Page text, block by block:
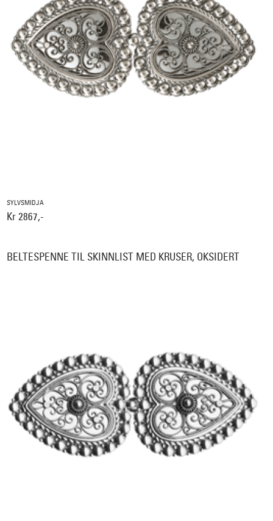
SYLVSMIDJA
Kr 2867,-
BELTESPENNE TIL SKINNLIST MED KRUSER, OKSIDERT